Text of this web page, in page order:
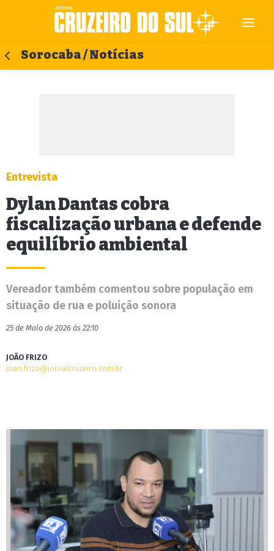
Sorocaba / Notícias
Entrevista
Dylan Dantas cobra
fiscalização urbana e defende
equilíbrio ambiental
Vereador também comentou sobre população em
situação de rua e poluição sonora
25 de Maio de 2026 às 22:10
JOÃO FRIZO
joao.frizo@jornalcruzeiro.com.br